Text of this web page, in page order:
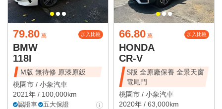
79.80 萬 加入比較
BMW
118I
M版 無待修 原漆原鈑
桃園市 / 小象汽車
2021年 / 100,000km
認證車
五大保證
66.80 萬 加入比較
HONDA
CR-V
S版 全原廠保養 全景天窗
電尾門
桃園市 / 小象汽車
2020年 / 63,000km